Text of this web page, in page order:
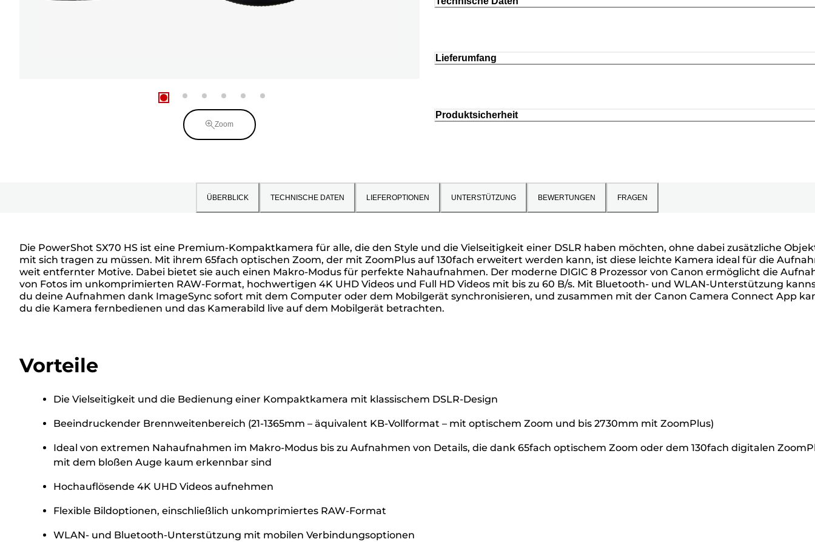
Zoom
Lieferumfang
Produktsicherheit
ÜBERBLICK TECHNISCHE DATEN LIEFEROPTIONEN UNTERSTÜTZUNG BEWERTUNGEN FRAGEN
Die PowerShot SX70 HS ist eine Premium-Kompaktkamera für alle, die den Style und die Vielseitigkeit einer DSLR haben möchten, ohne dabei zusätzliche
mit sich tragen zu müssen. Mit ihrem 65fach optischen Zoom, der mit ZoomPlus auf 130fach erweitert werden kann, ist diese leichte Kamera ideal für die
weit entfernter Motive. Dabei bietet sie auch einen Makro-Modus für perfekte Nahaufnahmen. Der moderne DIGIC 8 Prozessor von Canon ermöglicht die
von Fotos im unkomprimierten RAW-Format, hochwertigen 4K UHD Videos und Full HD Videos mit bis zu 60 B/s. Mit Bluetooth- und WLAN-Unterstützung
du deine Aufnahmen dank ImageSync sofort mit dem Computer oder dem Mobilgerät synchronisieren, und zusammen mit der Canon Camera Connect App
du die Kamera fernbedienen und das Kamerabild live auf dem Mobilgerät betrachten.
Vorteile
Die Vielseitigkeit und die Bedienung einer Kompaktkamera mit klassischem DSLR-Design
Beeindruckender Brennweitenbereich (21-1365mm – äquivalent KB-Vollformat – mit optischem Zoom und bis 2730mm mit ZoomPlus)
Ideal von extremen Nahaufnahmen im Makro-Modus bis zu Aufnahmen von Details, die dank 65fach optischem Zoom oder dem 130fach digitalen
mit dem bloßen Auge kaum erkennbar sind
Hochauflösende 4K UHD Videos aufnehmen
Flexible Bildoptionen, einschließlich unkomprimiertes RAW-Format
WLAN- und Bluetooth-Unterstützung mit mobilen Verbindungsoptionen